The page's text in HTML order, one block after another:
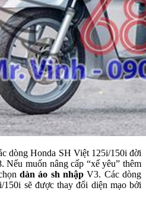
dòng Honda SH Việt 125i/150i đời
Nếu muốn nâng cấp “xế yêu” thêm
dàn áo sh nhậpV3. Các dòng
sẽ được thay đổi diện mạo bởi